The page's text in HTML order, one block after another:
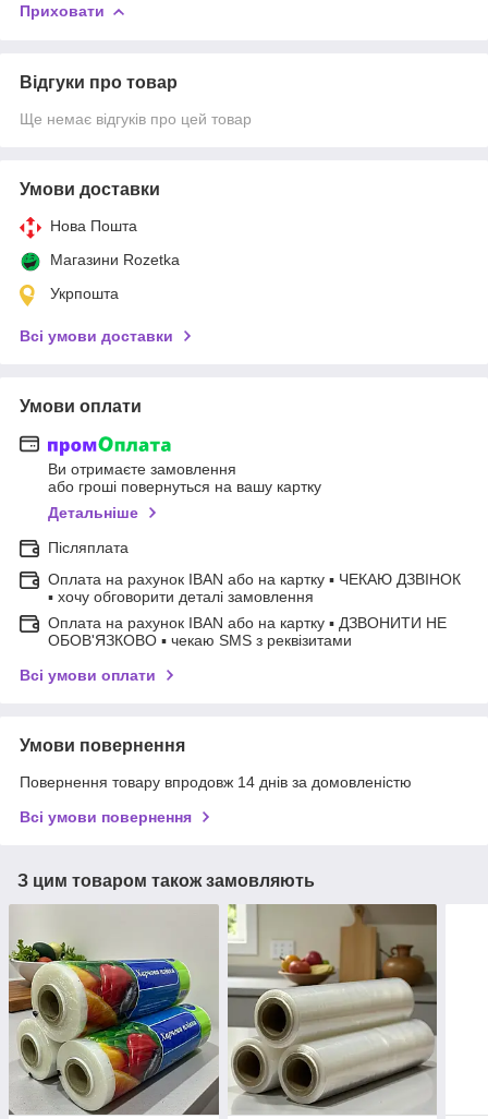
Приховати
Відгуки про товар
Ще немає відгуків про цей товар
Умови доставки
Нова Пошта
Магазини Rozetka
Укрпошта
Всі умови доставки
Умови оплати
Ви отримаєте замовлення
або гроші повернуться на вашу картку
Детальніше
Післяплата
Оплата на рахунок IBAN або на картку ▪ ЧЕКАЮ ДЗВІНОК
▪ хочу обговорити деталі замовлення
Оплата на рахунок IBAN або на картку ▪ ДЗВОНИТИ НЕ
ОБОВ'ЯЗКОВО ▪ чекаю SMS з реквізитами
Всі умови оплати
Умови повернення
Повернення товару впродовж 14 днів за домовленістю
Всі умови повернення
З цим товаром також замовляють